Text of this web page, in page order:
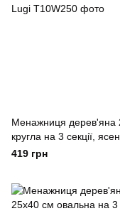
Менажниця дерев'яна
кругла на 3 секції,
419 грн